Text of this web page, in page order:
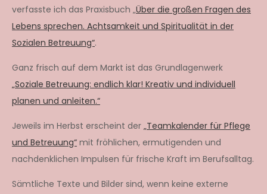
verfasste ich das Praxisbuch „Über die großen Fragen des
Lebens sprechen. Achtsamkeit und Spiritualität in der
Sozialen Betreuung“.
Ganz frisch auf dem Markt ist das Grundlagenwerk
„Soziale Betreuung: endlich klar! Kreativ und individuell
planen und anleiten.“
Jeweils im Herbst erscheint der „Teamkalender für Pflege
und Betreuung“ mit fröhlichen, ermutigenden und
nachdenklichen Impulsen für frische Kraft im Berufsalltag.
Sämtliche Texte und Bilder sind, wenn keine externe